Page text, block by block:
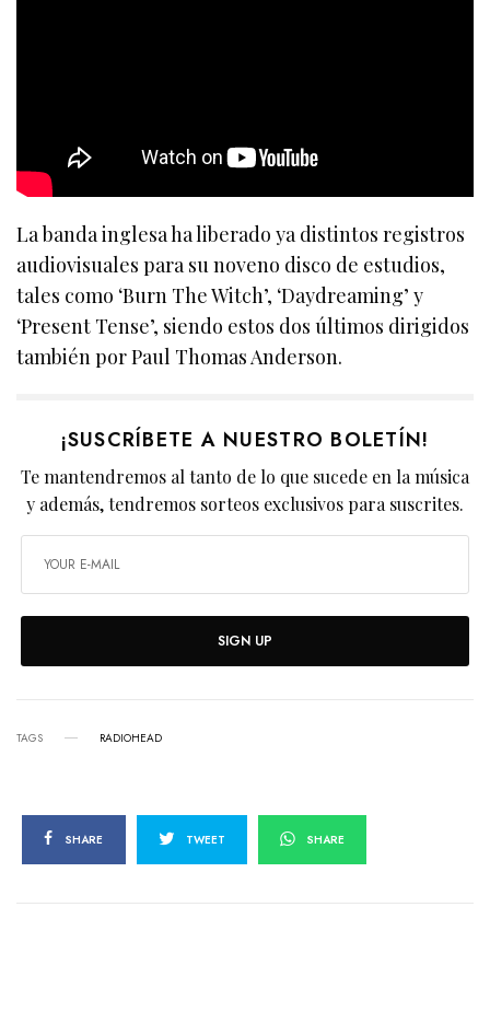
La banda inglesa ha liberado ya distintos registros
audiovisuales para su noveno disco de estudios,
tales como ‘Burn The Witch’, ‘Daydreaming’ y
‘Present Tense’, siendo estos dos últimos dirigidos
también por Paul Thomas Anderson.
¡SUSCRÍBETE A NUESTRO BOLETÍN!
Te mantendremos al tanto de lo que sucede en la música
y además, tendremos sorteos exclusivos para suscrites.
SIGN UP
TAGS RADIOHEAD
SHARE TWEET SHARE